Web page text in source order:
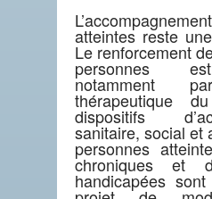
atteintes reste
Le renforcement
personnes
notamment
thérapeutique
dispositifs
sanitaire, social et
personnes
chroniques et
handicapées